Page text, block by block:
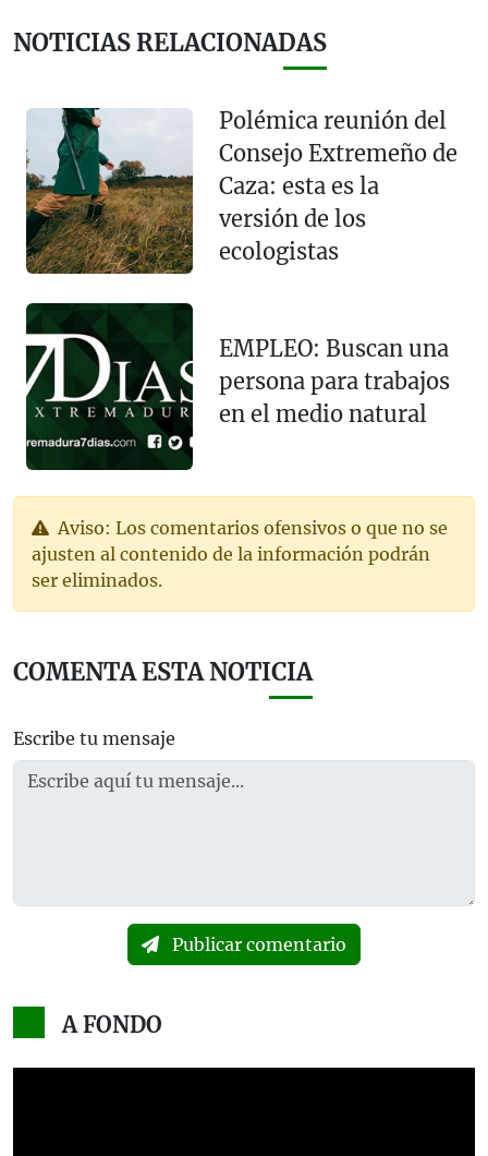
NOTICIAS RELACIONADAS
Polémica reunión del
Consejo Extremeño de
Caza: esta es la
versión de los
ecologistas
EMPLEO: Buscan una
persona para trabajos
en el medio natural
Aviso: Los comentarios ofensivos o que no se
ajusten al contenido de la información podrán
ser eliminados.
COMENTA ESTA NOTICIA
Escribe tu mensaje
Publicar comentario
A FONDO